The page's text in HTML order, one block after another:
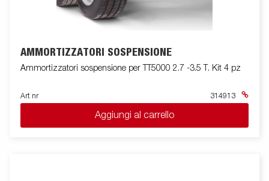
AMMORTIZZATORI SOSPENSIONE
Ammortizzatori sospensione per TT5000 2.7 -3.5 T. Kit 4 pz
Art nr 314913
Aggiungi al carrello